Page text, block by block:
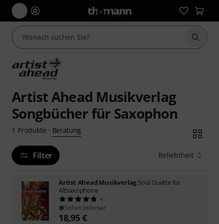
Suche
Artist Ahead Musikverlag
Songbücher für Saxophon
1 Produkte · Beratung
Filter Beliebtheit
Artist Ahead Musikverlag Soul Duette für
Altsaxophone
4
Sofort lieferbar
18,95€